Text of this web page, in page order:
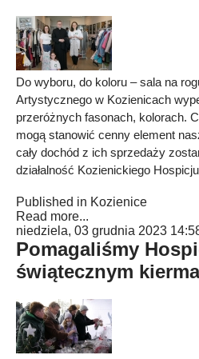
Do wyboru, do koloru – sala na
Artystycznego w Kozienicach
przeróżnych fasonach, kolorach.
mogą stanowić cenny element
cały dochód z ich sprzedaży
działalność Kozienickiego
Published in Kozienice
Read more...
niedziela, 03 grudnia 2023
Pomagaliśmy
świątecznym